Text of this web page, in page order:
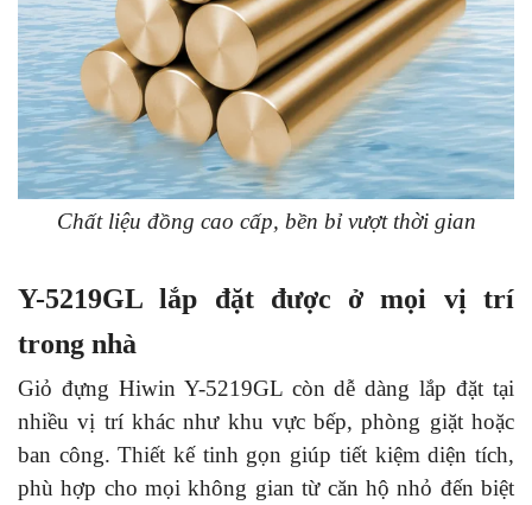
Chất liệu đồng cao cấp, bền bỉ vượt thời gian
Y-5219GL lắp đặt được ở mọi vị trí
trong nhà
Giỏ đựng Hiwin Y-5219GL còn dễ dàng lắp đặt tại
nhiều vị trí khác như khu vực bếp, phòng giặt hoặc
ban công. Thiết kế tinh gọn giúp tiết kiệm diện tích,
phù hợp cho mọi không gian từ căn hộ nhỏ đến biệt